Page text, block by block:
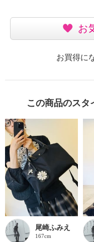
お
お買得に
この商品のスタ
尾崎ふみえ
167cm